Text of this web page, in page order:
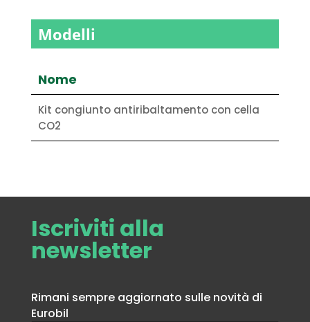
Modelli
Nome
Kit congiunto antiribaltamento con cella
CO2
Iscriviti alla
newsletter
Rimani sempre aggiornato sulle novità di
Eurobil